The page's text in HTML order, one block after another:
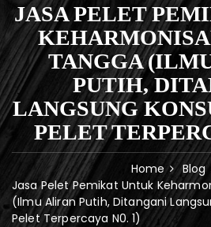
JASA PELET
TANGGA
PUTIH,
LANGSUNG
PELET
Home
Blog
Jasa Pelet Pemikat Untuk
(Ilmu Aliran Putih, Ditangani
Pelet Terpercaya N0. 1)